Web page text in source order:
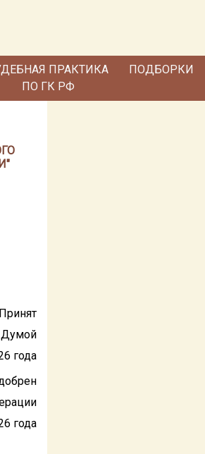
ПРАКТИКА
ПО ГК РФ
ПОДБОРКИ
Принят
Думой
года
года